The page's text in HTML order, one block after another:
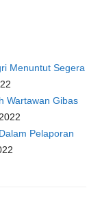
Menuntut Segera
Wartawan Gibas
Pelaporan